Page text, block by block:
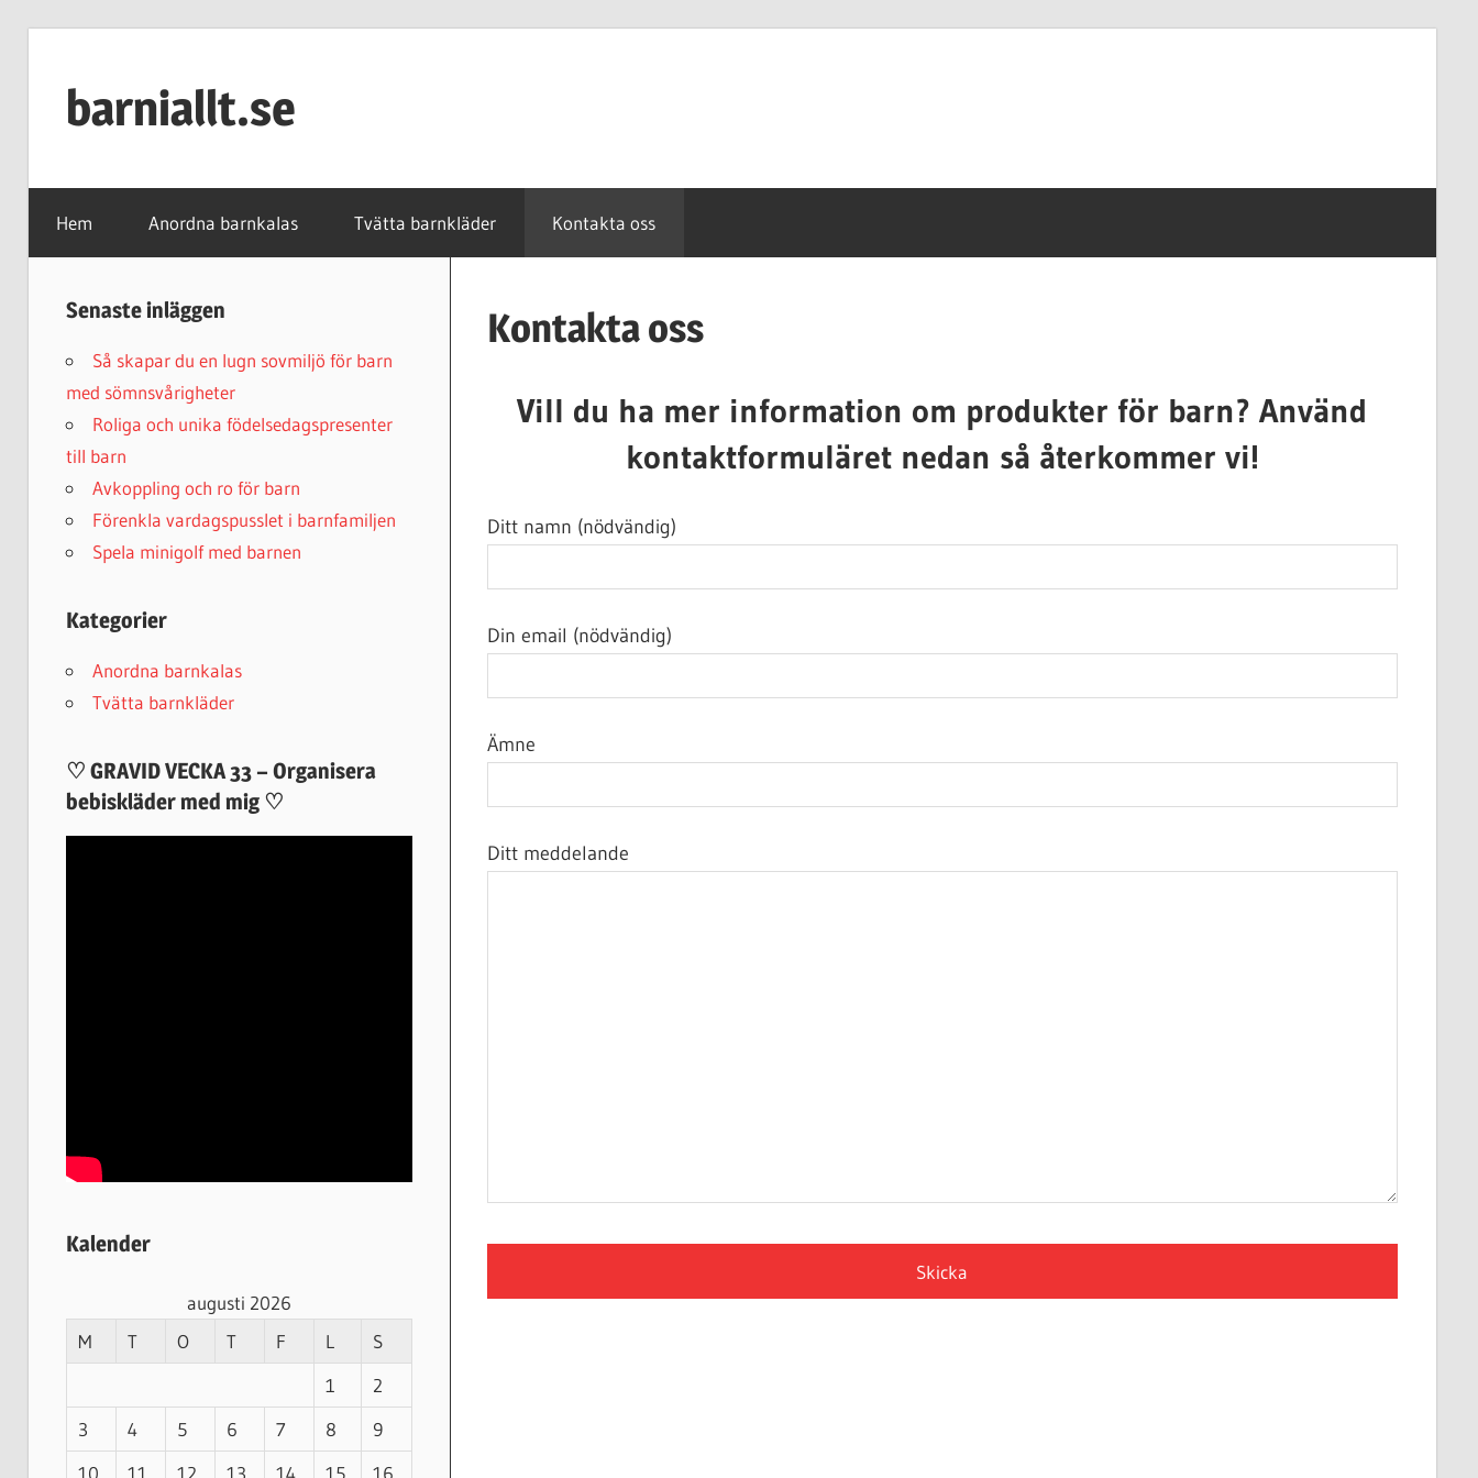
contentbarniallt.se
barnkläder
och
second
Hem Anordna barnkalas Tvätta barnkläder Kontakta oss
Kontakta oss
Vill du ha mer information om produkter för barn? Använd
kontaktformuläret nedan så återkommer vi!
Ditt namn (nödvändig)
Din email (nödvändig)
Ämne
Ditt meddelande
Senaste inläggen
Så skapar du en lugn sovmiljö för barn
med sömnsvårigheter
Roliga och unika födelsedagspresenter
till barn
Avkoppling och ro för barn
Förenkla vardagspusslet i barnfamiljen
Spela minigolf med barnen
Kategorier
Anordna barnkalas
Tvätta barnkläder
♡ GRAVID VECKA 33 – Organisera
bebiskläder med mig ♡
Kalender
augusti 2026
M
T O T F L
S
1
2
3
4 5 6 7 8
9
10
11 12 13 14 15 16